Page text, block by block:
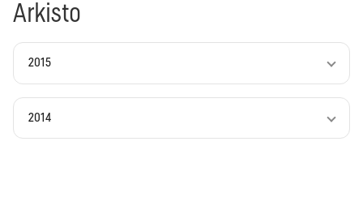
Arkisto
2015
2014